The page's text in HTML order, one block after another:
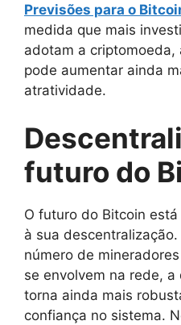
Previsões para o
medida que mais
adotam a criptomoeda,
pode aumentar ainda
atratividade.
futuro do
O futuro do Bitcoin
à sua
número de
se envolvem na rede,
torna ainda mais
confiança no sistema.